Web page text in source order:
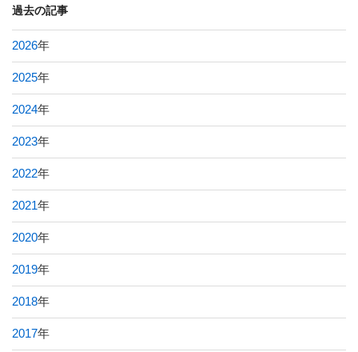
過去の記事
2026年
2025年
2024年
2023年
2022年
2021年
2020年
2019年
2018年
2017年